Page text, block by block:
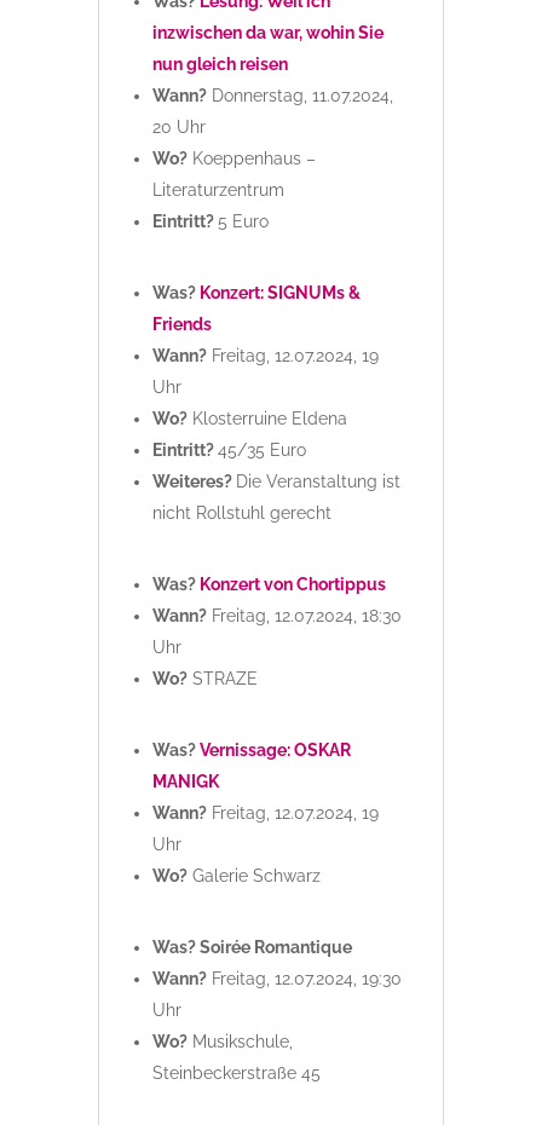
inzwischen da war, wohin Sie
nun gleich reisen
Wann?Donnerstag, 11.07.2024,
20 Uhr
Wo?Koeppenhaus –
Literaturzentrum
Eintritt?5 Euro
Was? Konzert: SIGNUMs &
Friends
Wann?Freitag, 12.07.2024, 19
Uhr
Wo?Klosterruine Eldena
Eintritt?45/35 Euro
Weiteres? Die Veranstaltung ist
nicht Rollstuhl gerecht
Was? Konzert von Chortippus
Wann?Freitag, 12.07.2024, 18:30
Uhr
Wo?STRAZE
Was?Vernissage: OSKAR
MANIGK
Wann?Freitag, 12.07.2024, 19
Uhr
Wo?Galerie Schwarz
Was? Soirée Romantique
Wann?Freitag, 12.07.2024, 19:30
Uhr
Wo?Musikschule,
Steinbeckerstraße 45